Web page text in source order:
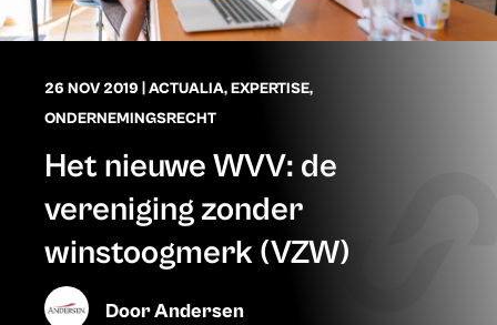
26 NOV 2019 ACTUALIA,EXPERTISE,
ONDERNEMINGSRECHT
Het nieuwe WVV: de
vereniging zonder
winstoogmerk (VZW)
DoorAndersen